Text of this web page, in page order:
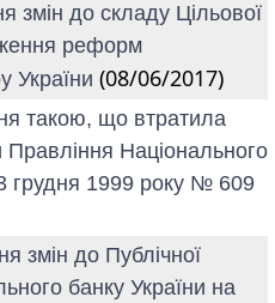
змін до складу Цільової
реформ
України (08/06/2017)
такою, що втратила
Правління Національного
грудня 1999 року № 609
змін до Публічної
банку України на